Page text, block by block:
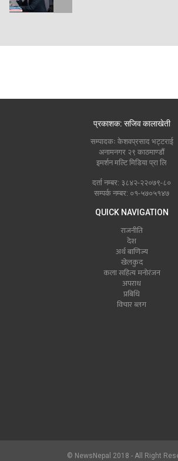
प्रकाशक: सजिव कालाखेती
सम्पादकः केशवप्रसाद भट्टराई
अनामनगर २९ काठमाण्डौं
इमर्शन मल्टि मिडिया प्रा लि
दर्ता नम्बर: ३८४२-२२०७९-८०
सम्पर्क नम्बर: ०१-५७०५१४७
QUICK NAVIGATION
राजनीति
देश
अर्थ बाणिज्य
खेलकुद
कला सहित्य मनोरंजन
अपराध
प्रबिधि
विचार ब्लग
© NewsNepal 2018 - All Right